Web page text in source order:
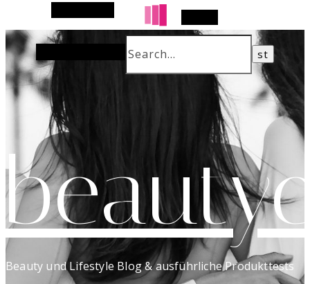
Beauty und Lifestyle Blog & ausführliche Produkttests
Random Article